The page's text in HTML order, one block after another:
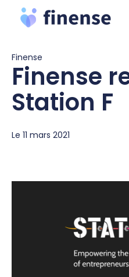
contenu
Finense
Finense
Station F
Le 11 mars 2021